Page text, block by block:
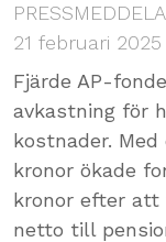
21 februari 2025
Fjärde AP-
avkastning för
kostnader.
kronor ökade
kronor efter att
netto till